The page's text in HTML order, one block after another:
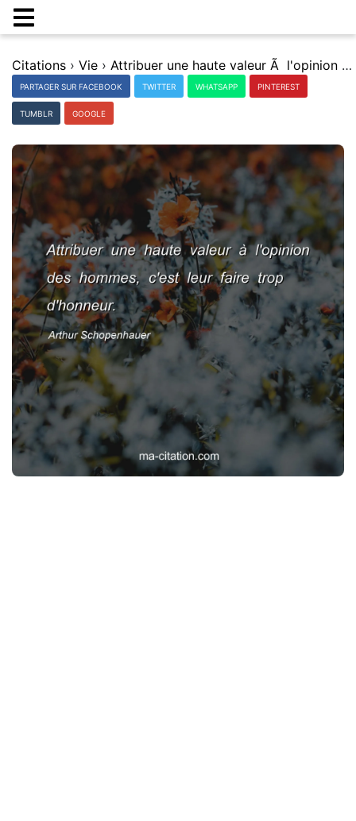
Citations › Vie › Attribuer une haute valeur Ã l'opinion des hommes, c'est leur faire trop d'honneur.
PARTAGER SUR FACEBOOK TWITTER WHATSAPP PINTEREST
TUMBLR GOOGLE